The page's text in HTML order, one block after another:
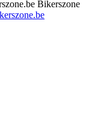
Bikerszone